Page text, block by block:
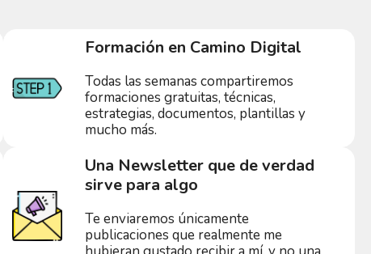
Formación en Camino Digital
Todas las semanas compartiremos
formaciones gratuitas, técnicas,
estrategias, documentos, plantillas y
mucho más.
Una Newsletter que de verdad
sirve para algo
Te enviaremos únicamente
publicaciones que realmente me